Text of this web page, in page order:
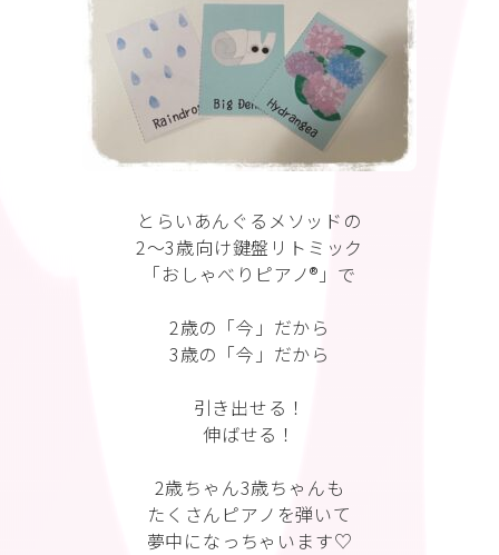
とらいあんぐるメソッドの
2〜3歳向け鍵盤リトミック
「おしゃべりピアノ®︎」で
2歳の「今」だから
3歳の「今」だから
引き出せる！
伸ばせる！
2歳ちゃん3歳ちゃんも
たくさんピアノを弾いて
夢中になっちゃいます♡